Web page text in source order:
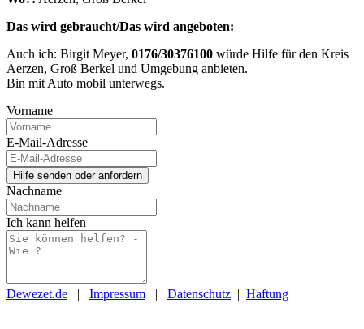
Das wird gebraucht/Das wird angeboten:
Auch ich: Birgit Meyer, 0176/30376100 würde Hilfe für den Kreis
Aerzen, Groß Berkel und Umgebung anbieten.
Bin mit Auto mobil unterwegs.
Vorname
E-Mail-Adresse
Nachname
Ich kann helfen
Dewezet.de | Impressum | Datenschutz | Haftung